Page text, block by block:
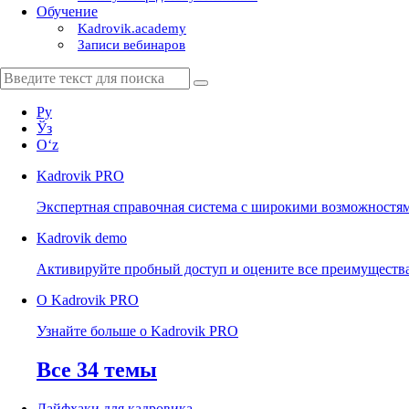
Обучение
Kadrovik.academy
Записи вебинаров
Ру
Ўз
Oʻz
Kadrovik PRO
Экспертная справочная система с широкими
Kadrovik demo
Активируйте пробный доступ и оцените все
О Kadrovik PRO
Узнайте больше о Kadrovik PRO
Все 34 темы